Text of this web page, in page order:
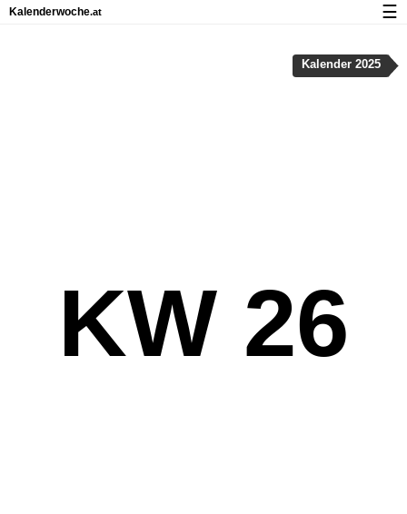
KW 26
Kalender 2025
Kalenderwoche.at ☰